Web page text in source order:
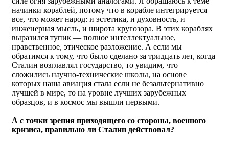
начинки кораблей, потому что в корабле интегрируется
все, что может народ: и эстетика, и духовность, и
инженерная мысль, и широта кругозора. В этих кораблях
выразился тупик — полное интеллектуальное,
нравственное, этическое разложение. А если мы
обратимся к тому, что было сделано за тридцать лет, когда
Сталин возглавлял государство, то увидим, что
сложились научно-технические школы, на основе
которых наша авиация стала если не безальтернативно
лучшей в мире, то на уровне лучших зарубежных
образцов, и в космос мы вышли первыми.
А с точки зрения приходящего со стороны, военного
кризиса, правильно ли Сталин действовал?